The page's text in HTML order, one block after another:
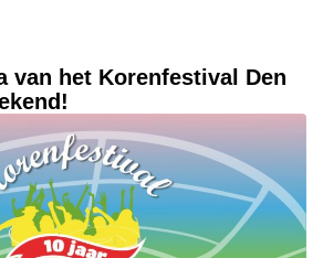
van het Korenfestival Den